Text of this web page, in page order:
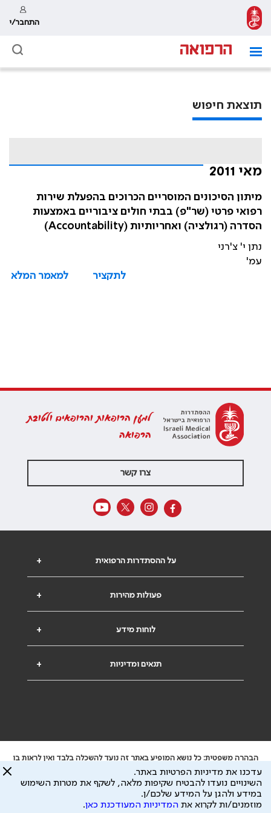
התחבר/י
תוצאת חיפוש
מאי 2011
מיתון הסיכונים המוסריים הכרוכים בהפעלת שירות
רפואי פרטי (שר"פ) בבתי חולים ציבוריים באמצעות
הסדרה (רגולציה) ואחריותיות (Accountability)
נתן י' צ'רני
עמ'
לתקציר
למאמר המלא
למען הרופאות והרופאים ולטובת
הרפואה
צרו קשר
+ על ההסתדרות הרפואית
+ פעולות מהירות
+ לוחות מידע
+ תנאים ומדיניות
הבהרה משפטית: כל נושא המופיע באתר זה נועד להשכלה בלבד ואין לראות בו
ייעוץ רפואי או משפטי. אין הר"י אחראית לתוכן המתפרסם באתר זה ולכל נזק
שעלול להיגרם.
ידוע לי שהר"י אוספת ושומרת מידע אישי לצורך מתן השרות וכי חלק ממנו עשוי
להיות מועבר לצדדים שלישיים, הכל בכפוף למדיניות הפרטיות
עדכנו את מדיניות הפרטיות באתר.
השינויים נועדו להבטיח שקיפות מלאה, לשקף את מטרות השימוש
במידע ולהגן על המידע שלכם/ן.
מוזמנים/ות לקרוא את המדיניות המעודכנת כאן.